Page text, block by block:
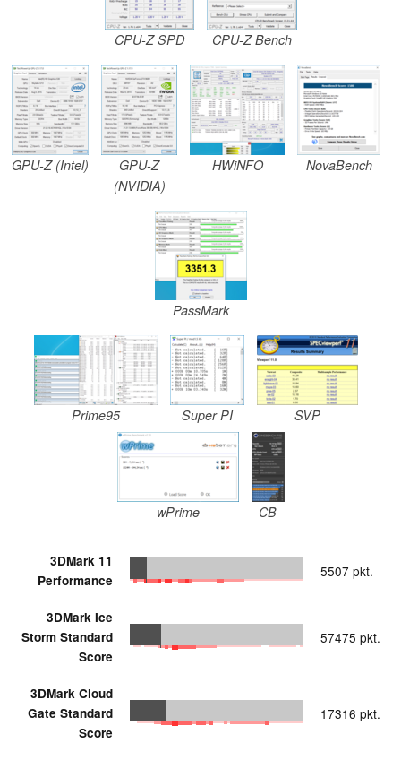
CPU-Z SPD CPU-Z Bench
GPU-Z (Intel)
GPU-Z
(NVIDIA)
HWiNFO NovaBench
PassMark
Prime95 Super PI SVP
wPrime CB
3DMark 11
Performance
5507 pkt.
3DMark Ice
Storm Standard
Score
57475 pkt.
3DMark Cloud
Gate Standard
Score
17316 pkt.